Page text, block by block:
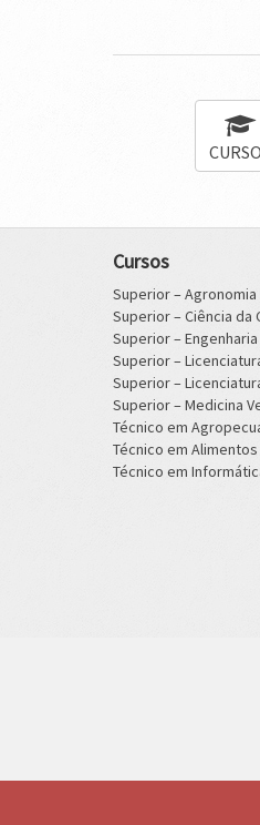
Cursos
Superior – Agronomia
Superior – Ciência da
Superior –
Superior –
Superior –
Superior – Medicina
Técnico em
Técnico em Alimentos
Técnico em